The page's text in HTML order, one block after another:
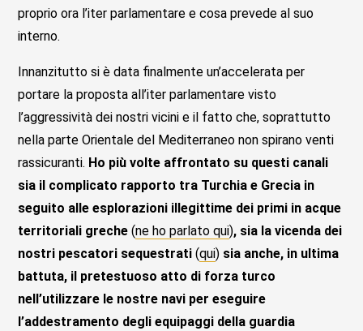
proprio ora l’iter parlamentare e cosa prevede al suo
interno.
Innanzitutto si è data finalmente un’accelerata per
portare la proposta all’iter parlamentare visto
l’aggressività dei nostri vicini e il fatto che, soprattutto
nella parte Orientale del Mediterraneo non spirano venti
rassicuranti. Ho più volte affrontato su questi canali
sia il complicato rapporto tra Turchia e Grecia in
seguito alle esplorazioni illegittime dei primi in acque
territoriali greche(ne ho parlato qui), sia la vicenda dei
nostri pescatori sequestrati(qui) sia anche, in ultima
battuta, il pretestuoso atto di forza turco
nell’utilizzare le nostre navi per eseguire
l’addestramento degli equipaggi della guardia